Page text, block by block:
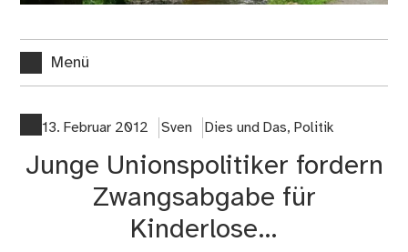
Menü
13. Februar 2012 Sven Dies und Das, Politik
Junge Unionspolitiker fordern
Zwangsabgabe für
Kinderlose…